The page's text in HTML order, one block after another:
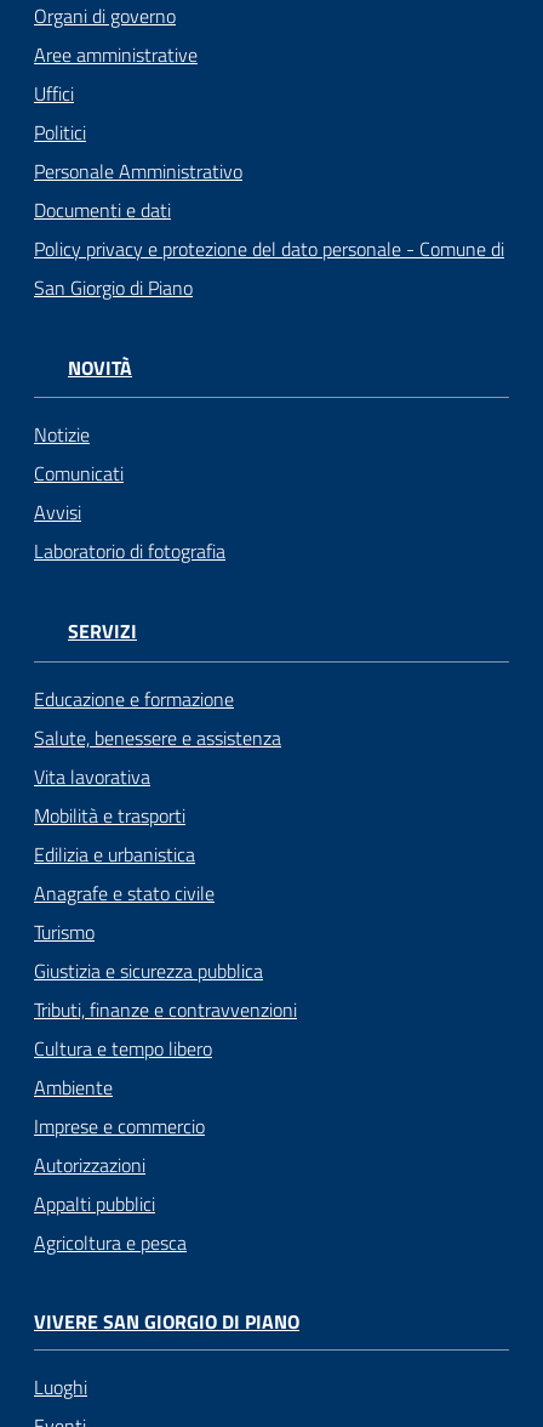
Organi di governo
Aree amministrative
Uffici
Politici
Personale Amministrativo
Documenti e dati
Policy privacy e protezione del dato personale - Comune di
San Giorgio di Piano
NOVITÀ
Notizie
Comunicati
Avvisi
Laboratorio di fotografia
SERVIZI
Educazione e formazione
Salute, benessere e assistenza
Vita lavorativa
Mobilità e trasporti
Edilizia e urbanistica
Anagrafe e stato civile
Turismo
Giustizia e sicurezza pubblica
Tributi, finanze e contravvenzioni
Cultura e tempo libero
Ambiente
Imprese e commercio
Autorizzazioni
Appalti pubblici
Agricoltura e pesca
VIVERE SAN GIORGIO DI PIANO
Luoghi